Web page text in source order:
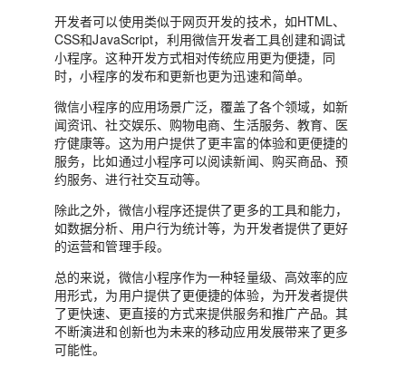
开发者可以使用类似于网页开发的技术，如HTML、
CSS和JavaScript，利用微信开发者工具创建和调试
小程序。这种开发方式相对传统应用更为便捷，同
时，小程序的发布和更新也更为迅速和简单。
微信小程序的应用场景广泛，覆盖了各个领域，如新
闻资讯、社交娱乐、购物电商、生活服务、教育、医
疗健康等。这为用户提供了更丰富的体验和更便捷的
服务，比如通过小程序可以阅读新闻、购买商品、预
约服务、进行社交互动等。
除此之外，微信小程序还提供了更多的工具和能力，
如数据分析、用户行为统计等，为开发者提供了更好
的运营和管理手段。
总的来说，微信小程序作为一种轻量级、高效率的应
用形式，为用户提供了更便捷的体验，为开发者提供
了更快速、更直接的方式来提供服务和推广产品。其
不断演进和创新也为未来的移动应用发展带来了更多
可能性。